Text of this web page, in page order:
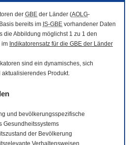
der GBE der Länder (AOLG-
bereits im IS-GBE vorhandener Daten
die Abbildung möglichst 1 zu 1 den
im Indikatorensatz für die GBE der Länder
sind ein dynamisches, sich
Produkt.
und bevölkerungsspezifische
Gesundheitssystems
der Bevölkerung